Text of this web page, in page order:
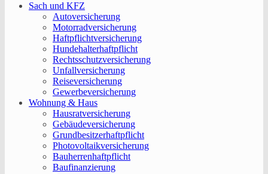
Sach und KFZ
Autoversicherung
Motorradversicherung
Haftpflichtversicherung
Hundehalterhaftpflicht
Rechtsschutzversicherung
Unfallversicherung
Reiseversicherung
Gewerbeversicherung
Wohnung & Haus
Hausratversicherung
Gebäudeversicherung
Grundbesitzerhaftpflicht
Photovoltaikversicherung
Bauherrenhaftpflicht
Baufinanzierung